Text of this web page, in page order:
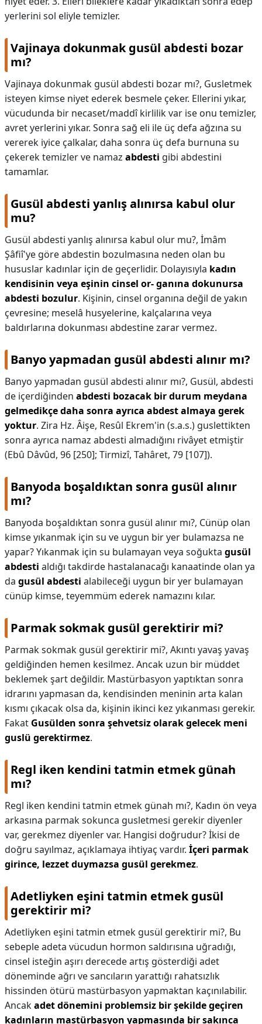
yerlerini sol eliyle temizler.
Vajinaya dokunmak gusül abdesti bozar
mı?
Vajinaya dokunmak gusül abdesti bozar mı?, Gusletmek
isteyen kimse niyet ederek besmele çeker. Ellerini yıkar,
vücudunda bir necaset/maddî kirlilik var ise onu temizler,
avret yerlerini yıkar. Sonra sağ eli ile üç defa ağzına su
vererek iyice çalkalar, daha sonra üç defa burnuna su
çekerek temizler ve namaz abdesti gibi abdestini
tamamlar.
Gusül abdesti yanlış alınırsa kabul olur
mu?
Gusül abdesti yanlış alınırsa kabul olur mu?, İmâm
Şâfiî'ye göre abdestin bozulmasına neden olan bu
hususlar kadınlar için de geçerlidir. Dolayısıyla kadın
kendisinin veya eşinin cinsel or- ganına dokunursa
abdesti bozulur. Kişinin, cinsel organına değil de yakın
çevresine; meselâ husyelerine, kalçalarına veya
baldırlarına dokunması abdestine zarar vermez.
Banyo yapmadan gusül abdesti alınır mı?
Banyo yapmadan gusül abdesti alınır mı?, Gusül, abdesti
de içerdiğinden abdesti bozacak bir durum meydana
gelmedikçe daha sonra ayrıca abdest almaya gerek
yoktur. Zira Hz. Âişe, Resûl Ekrem'in (s.a.s.) guslettikten
sonra ayrıca namaz abdesti almadığını rivâyet etmiştir
(Ebû Dâvûd, 96 [250]; Tirmizî, Tahâret, 79 [107]).
Banyoda boşaldıktan sonra gusül alınır
mı?
Banyoda boşaldıktan sonra gusül alınır mı?, Cünüp olan
kimse yıkanmak için su ve uygun bir yer bulamazsa ne
yapar? Yıkanmak için su bulamayan veya soğukta gusül
abdesti aldığı takdirde hastalanacağı kanaatinde olan ya
da gusül abdesti alabileceği uygun bir yer bulamayan
cünüp kimse, teyemmüm ederek namazını kılar.
Parmak sokmak gusül gerektirir mi?
Parmak sokmak gusül gerektirir mi?, Akıntı yavaş yavaş
geldiğinden hemen kesilmez. Ancak uzun bir müddet
beklemek şart değildir. Mastürbasyon yaptıktan sonra
idrarını yapmasan da, kendisinden meninin arta kalan
kısmı çıkacak olsa da, kişinin ikinci kez yıkanması gerekir.
Fakat Gusülden sonra şehvetsiz olarak gelecek meni
guslü gerektirmez.
Regl iken kendini tatmin etmek günah
mı?
Regl iken kendini tatmin etmek günah mı?, Kadın ön veya
arkasına parmak sokunca gusletmesi gerekir diyenler
var, gerekmez diyenler var. Hangisi doğrudur? İkisi de
doğru sayılmaz, açıklamaya ihtiyaç vardır. İçeri parmak
girince, lezzet duymazsa gusül gerekmez.
Adetliyken eşini tatmin etmek gusül
gerektirir mi?
Adetliyken eşini tatmin etmek gusül gerektirir mi?, Bu
sebeple adeta vücudun hormon saldırısına uğradığı,
cinsel isteğin aşırı derecede artış gösterdiği adet
döneminde ağrı ve sancıların yarattığı rahatsızlık
hissinden ötürü mastürbasyon yapmaktan kaçınılabilir.
Ancakadet dönemini problemsiz bir şekilde geçiren
kadınların mastürbasyon yapmasında bir sakınca